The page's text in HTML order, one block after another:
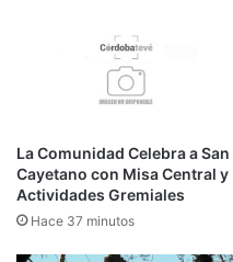
La Comunidad Celebra a San
Cayetano con Misa Central y
Actividades Gremiales
Hace 37 minutos